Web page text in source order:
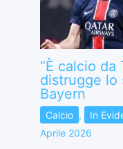
“È calcio da
distrugge lo
Bayern
Calcio , In
Aprile 2026